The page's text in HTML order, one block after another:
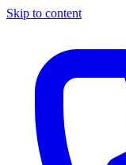
Skip to content